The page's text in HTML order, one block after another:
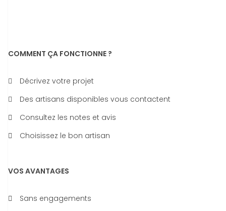
COMMENT ÇA FONCTIONNE ?
Décrivez votre projet
Des artisans disponibles vous contactent
Consultez les notes et avis
Choisissez le bon artisan
VOS AVANTAGES
Sans engagements